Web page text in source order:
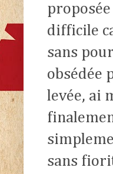
difficile
sans
obsédée
levée, ai
sans